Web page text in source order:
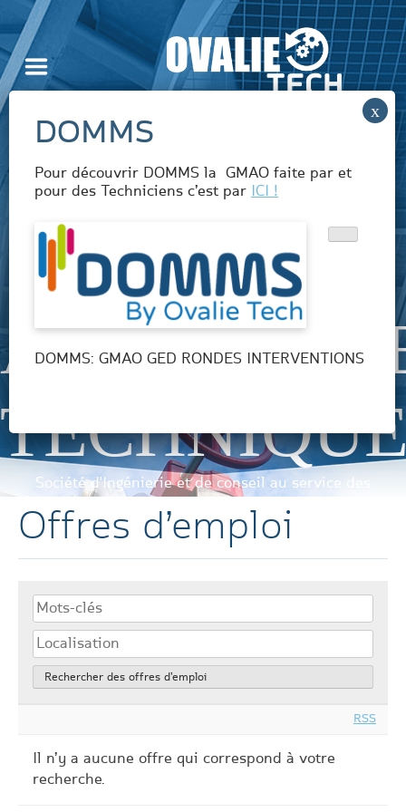
Skip
to
content
Société d'Ingénierie et de conseil au service des
Offres d’emploi
RSS
Il n’y a aucune offre qui correspond à votre
recherche.
Pour découvrir DOMMS la GMAO faite par et
pour des Techniciens c’est par ICI !
DOMMS: GMAO GED RONDES INTERVENTIONS